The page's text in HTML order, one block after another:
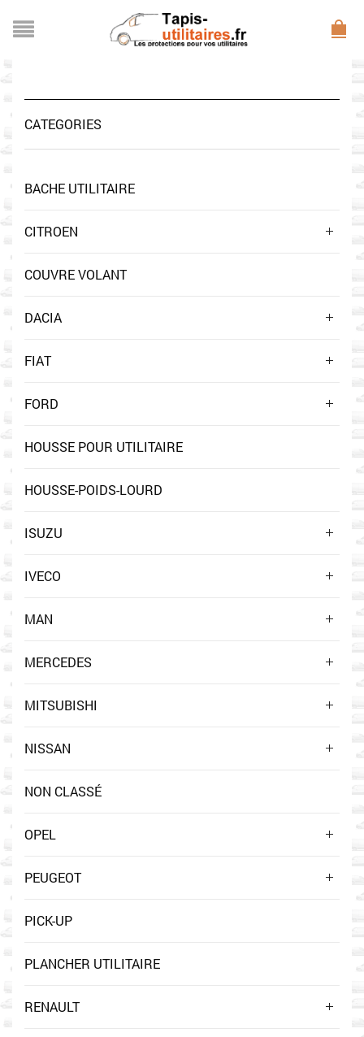
CATEGORIES
BACHE UTILITAIRE
CITROEN
COUVRE VOLANT
DACIA
FIAT
FORD
HOUSSE POUR UTILITAIRE
HOUSSE-POIDS-LOURD
ISUZU
IVECO
MAN
MERCEDES
MITSUBISHI
NISSAN
NON CLASSÉ
OPEL
PEUGEOT
PICK-UP
PLANCHER UTILITAIRE
RENAULT